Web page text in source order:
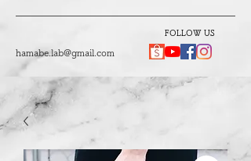
FOLLOW US
hamabe.lab@gmail.com